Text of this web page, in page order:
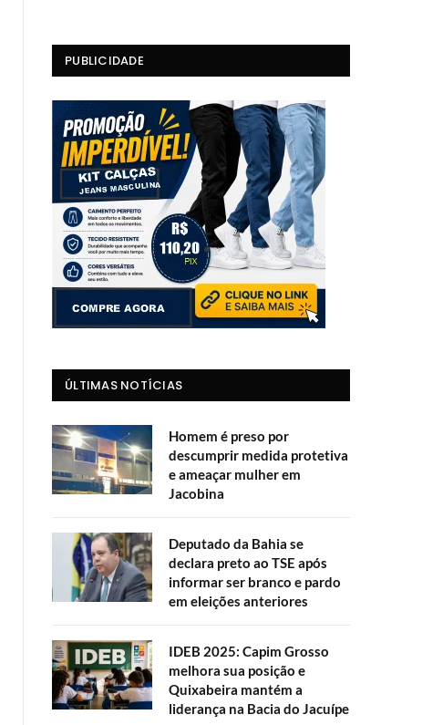
PUBLICIDADE
ÚLTIMAS NOTÍCIAS
Homem é preso por
descumprir medida protetiva
e ameaçar mulher em
Jacobina
Deputado da Bahia se
declara preto ao TSE após
informar ser branco e pardo
em eleições anteriores
IDEB 2025: Capim Grosso
melhora sua posição e
Quixabeira mantém a
liderança na Bacia do Jacuípe